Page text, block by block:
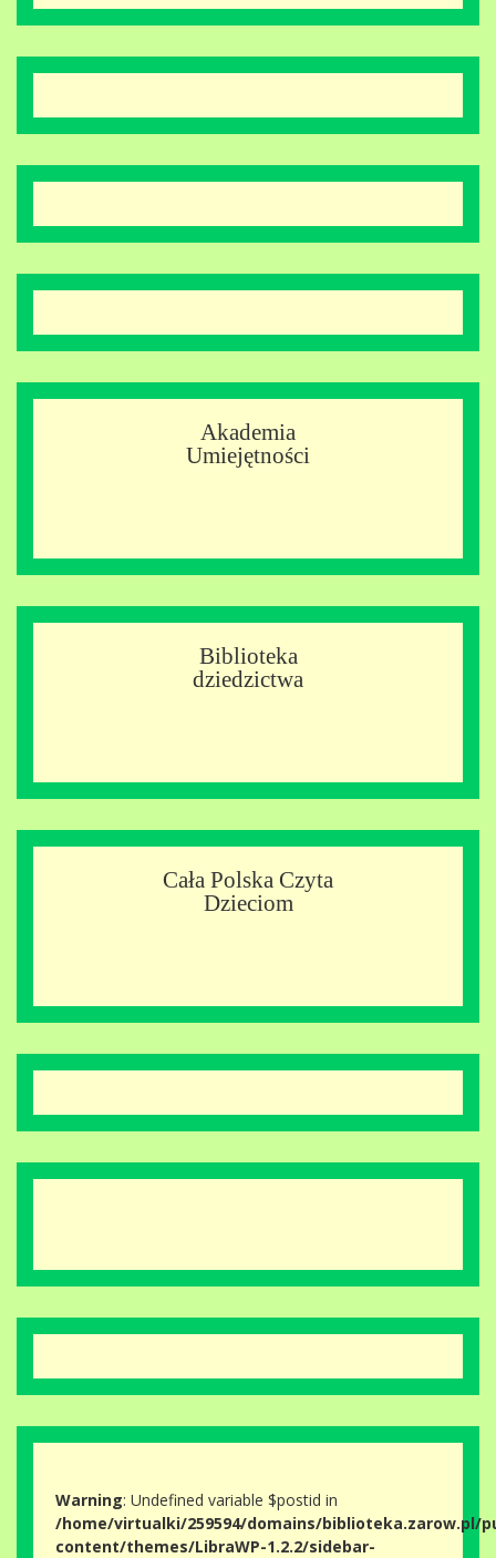
Akademia
Umiejętności
Biblioteka
dziedzictwa
Cała Polska Czyta
Dzieciom
Warning: Undefined variable $postid in
/home/virtualki/259594/domains/biblioteka.zarow.pl/
content/themes/LibraWP-1.2.2/sidebar-